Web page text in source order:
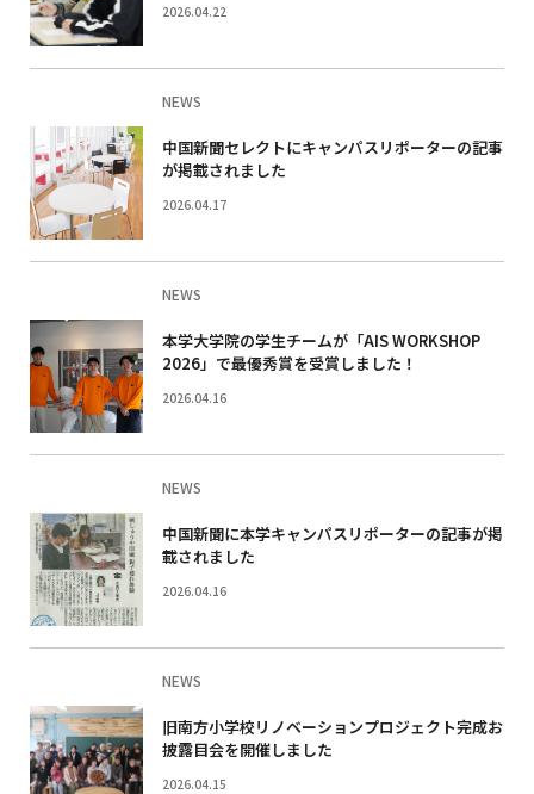
2026.04.22
NEWS
中国新聞セレクトにキャンパスリポーターの記事
が掲載されました
2026.04.17
NEWS
本学大学院の学生チームが「AIS WORKSHOP
2026」で最優秀賞を受賞しました！
2026.04.16
NEWS
中国新聞に本学キャンパスリポーターの記事が掲
載されました
2026.04.16
NEWS
旧南方小学校リノベーションプロジェクト完成お
披露目会を開催しました
2026.04.15